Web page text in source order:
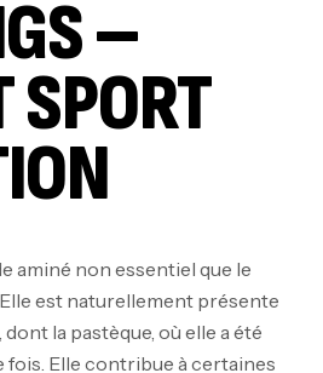
–
SPORT
aminé non essentiel que le
est naturellement présente
la pastèque, où elle a été
Elle contribue à certaines